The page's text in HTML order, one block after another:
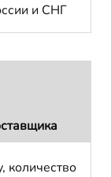
и СНГ
количество